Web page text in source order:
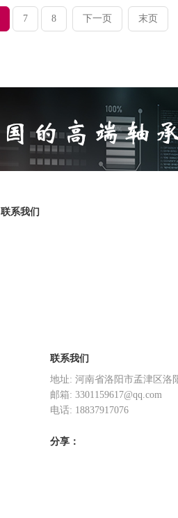
响。
7 8 下一页 末页
联系我们
联系我们
地址: 河南省洛阳市孟津区洛
邮箱: 3301159617@qq.com
电话: 18837917076
分享：